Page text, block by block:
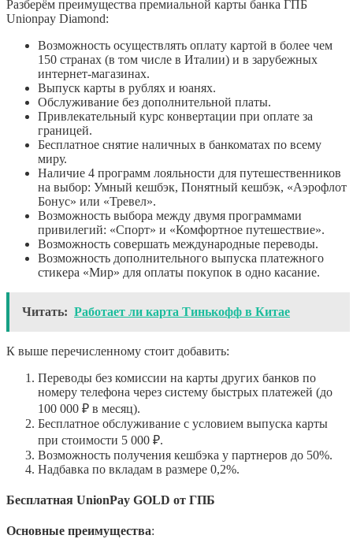
Разберём преимущества премиальной карты банка ГПБ
Unionpay Diamond:
Возможность осуществлять оплату картой в более чем
150 странах (в том числе в Италии) и в зарубежных
интернет-магазинах.
Выпуск карты в рублях и юанях.
Обслуживание без дополнительной платы.
Привлекательный курс конвертации при оплате за
границей.
Бесплатное снятие наличных в банкоматах по всему
миру.
Наличие 4 программ лояльности для путешественников
на выбор: Умный кешбэк, Понятный кешбэк, «Аэрофлот
Бонус» или «Тревел».
Возможность выбора между двумя программами
привилегий: «Спорт» и «Комфортное путешествие».
Возможность совершать международные переводы.
Возможность дополнительного выпуска платежного
стикера «Мир» для оплаты покупок в одно касание.
Читать: Работает ли карта Тинькофф в Китае
К выше перечисленному стоит добавить:
Переводы без комиссии на карты других банков по
номеру телефона через систему быстрых платежей (до
100 000 ₽ в месяц).
Бесплатное обслуживание с условием выпуска карты
при стоимости 5 000 ₽.
Возможность получения кешбэка у партнеров до 50%.
Надбавка по вкладам в размере 0,2%.
Бесплатная UnionPay GOLD от ГПБ
Основные преимущества: